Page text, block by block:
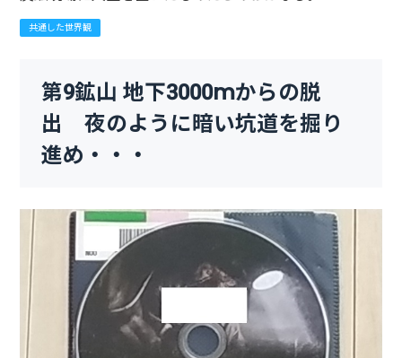
共通した世界観
第9鉱山 地下3000mからの脱
出 夜のように暗い坑道を掘り
進め・・・